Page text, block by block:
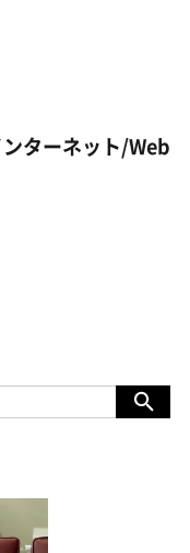
ターネット/Web